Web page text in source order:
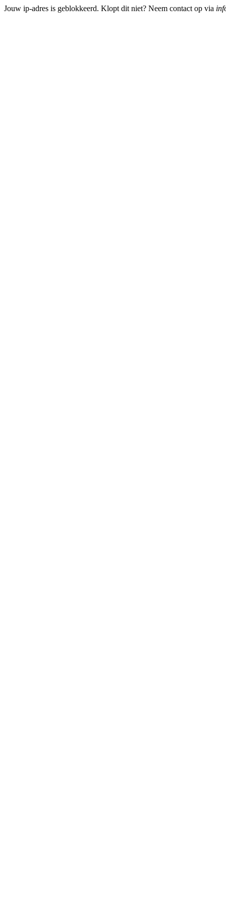
Jouw ip-adres is geblokkeerd. Klopt dit niet? Neem contact op via